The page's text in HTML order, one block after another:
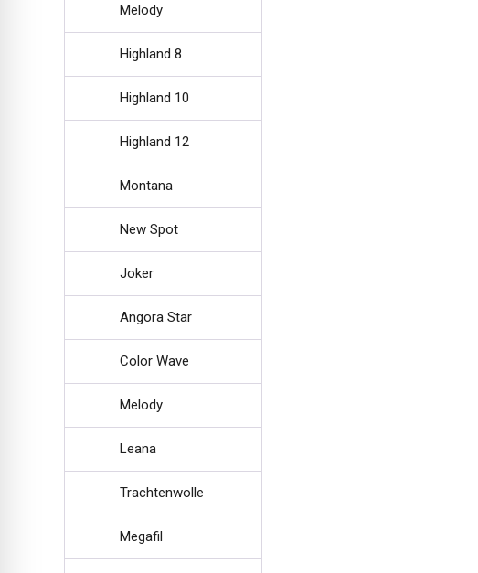
Melody
Highland 8
Highland 10
Highland 12
Montana
New Spot
Joker
Angora Star
Color Wave
Melody
Leana
Trachtenwolle
Megafil